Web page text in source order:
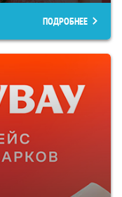
ПОДРОБНЕЕ